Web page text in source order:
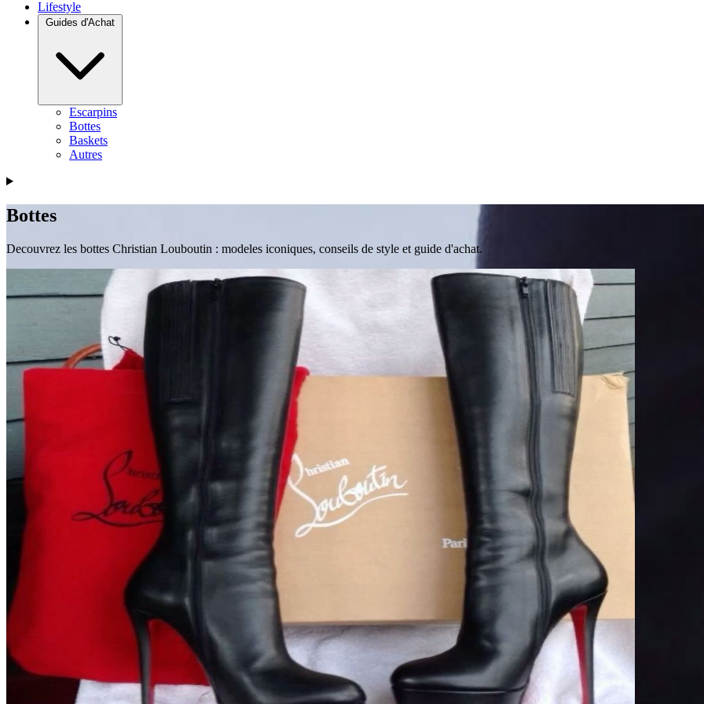
Lifestyle
Escarpins
Bottes
Baskets
Autres
Bottes
Decouvrez les bottes Christian Louboutin : modeles iconiques, conseils de style et guide d'achat.